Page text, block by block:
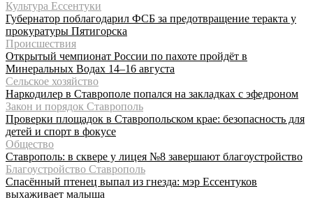
Культура Ессентуки
Губернатор поблагодарил ФСБ за предотвращение теракта у
прокуратуры Пятигорска
Происшествия
Открытый чемпионат России по пахоте пройдёт в
Минеральных Водах 14–16 августа
Сельское хозяйство
Наркодилер в Ставрополе попался на закладках с эфедроном
Закон и порядок Ставрополь
Проверки площадок в Ставропольском крае: безопасность для
детей и спорт в фокусе
Общество
Ставрополь: в сквере у лицея №8 завершают благоустройство
Благоустройство Ставрополь
Спасённый птенец выпал из гнезда: мэр Ессентуков
выхаживает малыша